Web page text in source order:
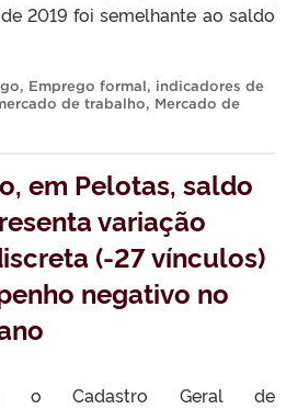
2019 foi semelhante ao saldo
, Emprego formal, indicadores de
de trabalho, Mercado de
em Pelotas, saldo
variação
(-27 vínculos)
negativo no
o Cadastro Geral de